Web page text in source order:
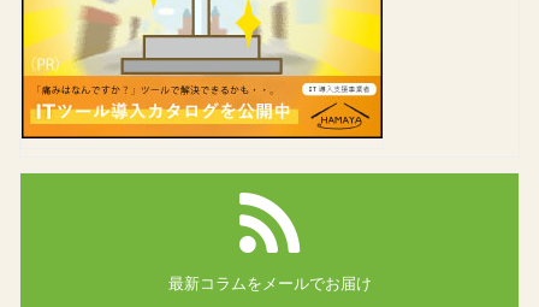
最新コラムを メールでお届け